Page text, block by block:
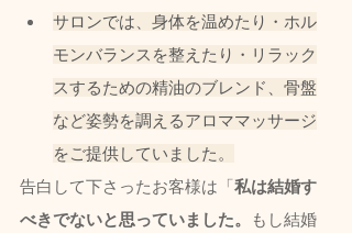
サロンでは、身体を温めたり・ホル
モンバランスを整えたり・リラック
スするための精油のブレンド、骨盤
など姿勢を調えるアロママッサージ
をご提供していました。
告白して下さったお客様は「私は結婚す
べきでないと思っていました。
もし結婚